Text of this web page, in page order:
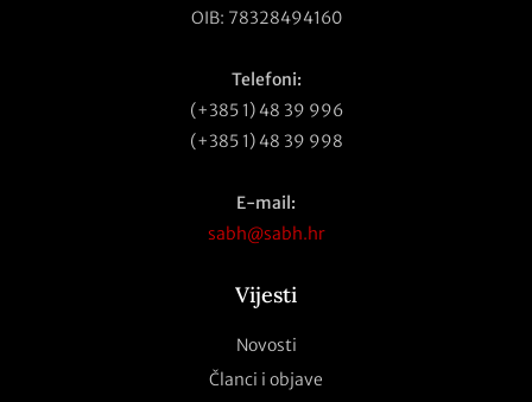
OIB: 78328494160
Telefoni:
(+385 1) 48 39 996
(+385 1) 48 39 998
E-mail:
sabh@sabh.hr
Vijesti
Novosti
Članci i objave